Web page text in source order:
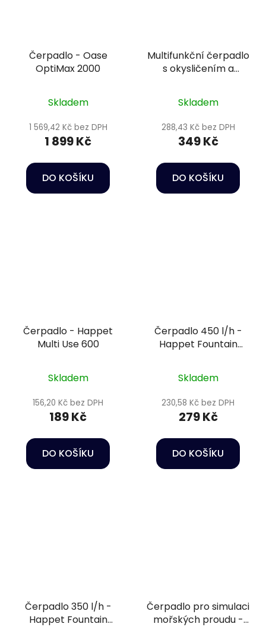
Čerpadlo - Oase
OptiMax 2000
Skladem
1 569,42 Kč bez DPH
1 899 Kč
DO KOŠÍKU
Multifunkční čerpadlo
s okysličením a
Skladem
288,43 Kč bez DPH
349 Kč
DO KOŠÍKU
Čerpadlo - Happet
Multi Use 600
Skladem
156,20 Kč bez DPH
189 Kč
DO KOŠÍKU
Čerpadlo 450 l/h -
Happet Fountain
Skladem
230,58 Kč bez DPH
279 Kč
DO KOŠÍKU
Čerpadlo 350 l/h -
Happet Fountain
Čerpadlo pro simulaci
mořských proudu -